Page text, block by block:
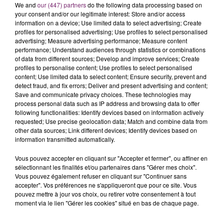
La Bulle - Guinguette éphémère
de Frelinghien !
We and our (447) partnersdo the following data processing based on
your consent and/or our legitimate interest: Store and/or access
information on a device; Use limited data to select advertising; Create
profiles for personalised advertising; Use profiles to select personalised
advertising; Measure advertising performance; Measure content
performance; Understand audiences through statistics or combinations
of data from different sources; Develop and improve services; Create
profiles to personalise content; Use profiles to select personalised
content; Use limited data to select content; Ensure security, prevent and
detect fraud, and fix errors; Deliver and present advertising and content;
Save and communicate privacy choices. These technologies may
process personal data such as IP address and browsing data to offer
following functionalities: Identify devices based on information actively
requested; Use precise geolocation data; Match and combine data from
other data sources; Link different devices; Identify devices based on
information transmitted automatically.
Vous pouvez accepter en cliquant sur "Accepter et fermer", ou affiner en
sélectionnant les finalités et/ou partenaires dans "Gérer mes choix".
Vous pouvez également refuser en cliquant sur "Continuer sans
accepter". Vos préférences ne s'appliqueront que pour ce site. Vous
pouvez mettre à jour vos choix, ou retirer votre consentement à tout
moment via le lien "Gérer les cookies" situé en bas de chaque page.